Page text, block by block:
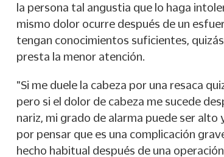
la persona tal angustia que lo haga
mismo dolor ocurre después de un
tengan conocimientos suficientes,
presta la menor atención.
"Si me duele la cabeza por una resaca
pero si el dolor de cabeza me sucede
nariz, mi grado de alarma puede ser alto
por pensar que es una complicación
hecho habitual después de una